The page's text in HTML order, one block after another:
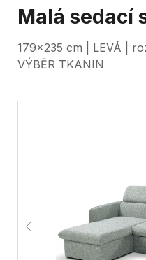
Malá sedací
179x235 cm | LEVÁ |
VÝBĚR TKANIN